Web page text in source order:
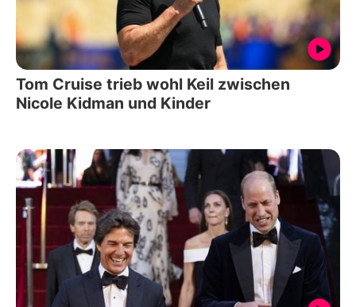
Tom Cruise trieb wohl Keil zwischen
Nicole Kidman und Kinder